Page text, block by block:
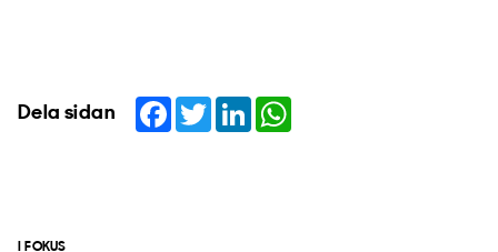
Dela sidan Facebook
TwitterLinkedIn
I FOKUS